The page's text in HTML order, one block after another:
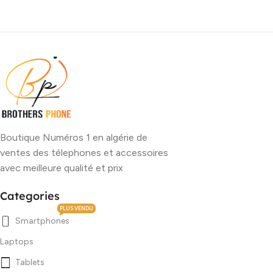
Boutique Numéros 1 en algérie de
ventes des télephones et accessoires
avec meilleure qualité et prix
Categories
Smartphones
PLUS VENDU
Laptops
Tablets